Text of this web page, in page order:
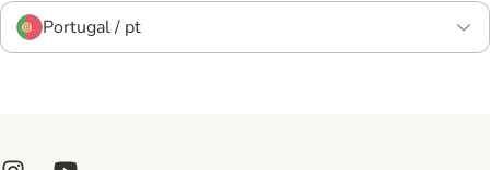
Portugal / pt